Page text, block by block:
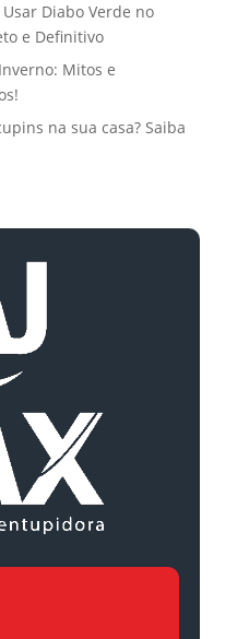
Usar Diabo Verde no
e Definitivo
Mitos e
na sua casa? Saiba